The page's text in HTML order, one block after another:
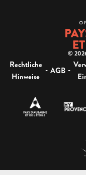
© 2026
Rechtliche
Hinweise
- AGB -